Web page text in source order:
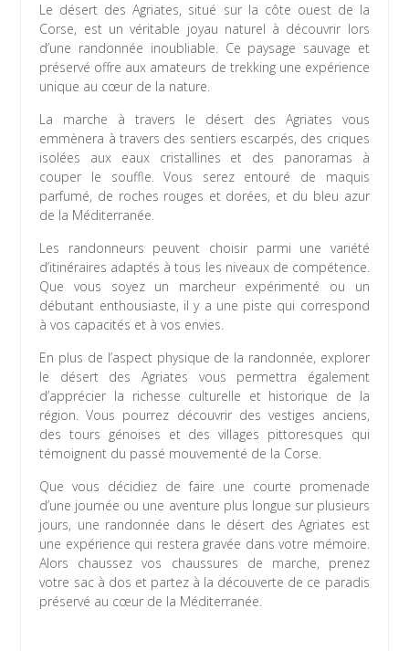
Le désert des Agriates, situé sur la côte ouest de la
Corse, est un véritable joyau naturel à découvrir lors
d’une randonnée inoubliable. Ce paysage sauvage et
préservé offre aux amateurs de trekking une expérience
unique au cœur de la nature.
La marche à travers le désert des Agriates vous
emmènera à travers des sentiers escarpés, des criques
isolées aux eaux cristallines et des panoramas à
couper le souffle. Vous serez entouré de maquis
parfumé, de roches rouges et dorées, et du bleu azur
de la Méditerranée.
Les randonneurs peuvent choisir parmi une variété
d’itinéraires adaptés à tous les niveaux de compétence.
Que vous soyez un marcheur expérimenté ou un
débutant enthousiaste, il y a une piste qui correspond
à vos capacités et à vos envies.
En plus de l’aspect physique de la randonnée, explorer
le désert des Agriates vous permettra également
d’apprécier la richesse culturelle et historique de la
région. Vous pourrez découvrir des vestiges anciens,
des tours génoises et des villages pittoresques qui
témoignent du passé mouvementé de la Corse.
Que vous décidiez de faire une courte promenade
d’une journée ou une aventure plus longue sur plusieurs
jours, une randonnée dans le désert des Agriates est
une expérience qui restera gravée dans votre mémoire.
Alors chaussez vos chaussures de marche, prenez
votre sac à dos et partez à la découverte de ce paradis
préservé au cœur de la Méditerranée.